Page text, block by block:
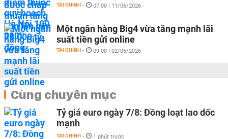
TÀI CHÍNH - 07:00 | 11/06/2026
Một ngân hàng Big4 vừa tăng mạnh lãi
suất tiền gửi online
TÀI CHÍNH - 09:00 | 02/06/2026
Cùng chuyên mục
Tỷ giá euro ngày 7/8: Đồng loạt lao dốc
mạnh
TÀI CHÍNH - 1 phút trước